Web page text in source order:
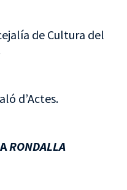
de Cultura del
d’Actes.
RONDALLA